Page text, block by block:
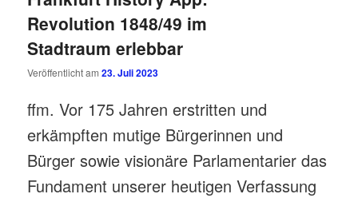
Revolution 1848/49 im
Stadtraum erlebbar
Veröffentlicht am23. Juli 2023
ffm. Vor 175 Jahren erstritten und
erkämpften mutige Bürgerinnen und
Bürger sowie visionäre Parlamentarier das
Fundament unserer heutigen Verfassung